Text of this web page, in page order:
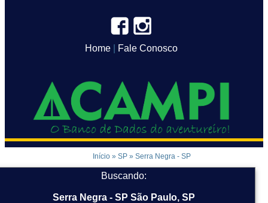
Home| Fale Conosco
Início » SP » Serra Negra - SP
Buscando:
Serra Negra - SP São Paulo, SP